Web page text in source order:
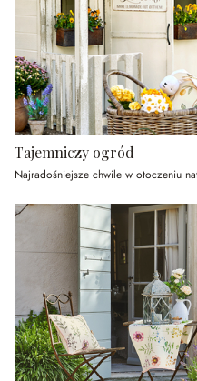
Tajemniczy ogród
Najradośniejsze chwile w otoczeniu